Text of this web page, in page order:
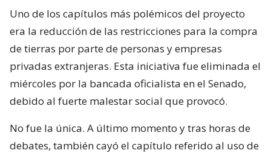
Uno de los capítulos más polémicos del proyecto
era la reducción de las restricciones para la compra
de tierras por parte de personas y empresas
privadas extranjeras. Esta iniciativa fue eliminada el
miércoles por la bancada oficialista en el Senado,
debido al fuerte malestar social que provocó.
No fue la única. A último momento y tras horas de
debates, también cayó el capítulo referido al uso de